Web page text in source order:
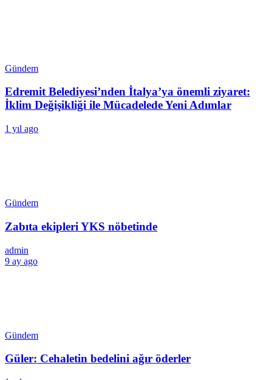
Gündem
Edremit Belediyesi’nden İtalya’ya önemli ziyaret:
İklim Değişikliği ile Mücadelede Yeni Adımlar
1 yıl ago
Gündem
Zabıta ekipleri YKS nöbetinde
admin
9 ay ago
Gündem
Güler: Cehaletin bedelini ağır öderler